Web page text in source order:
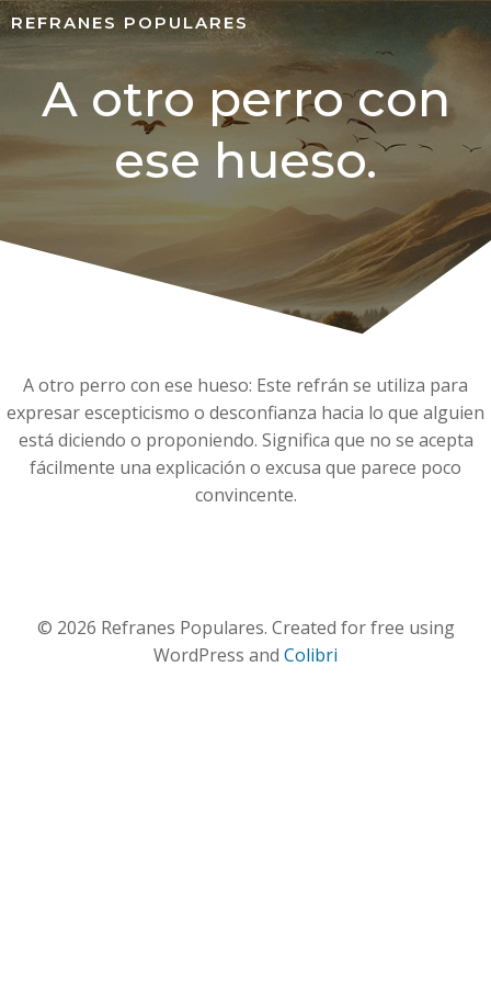
REFRANES POPULARES
A otro perro con
ese hueso.
A otro perro con ese hueso: Este refrán se utiliza para
expresar escepticismo o desconfianza hacia lo que alguien
está diciendo o proponiendo. Significa que no se acepta
fácilmente una explicación o excusa que parece poco
convincente.
© 2026 Refranes Populares. Created for free using
WordPress and Colibri